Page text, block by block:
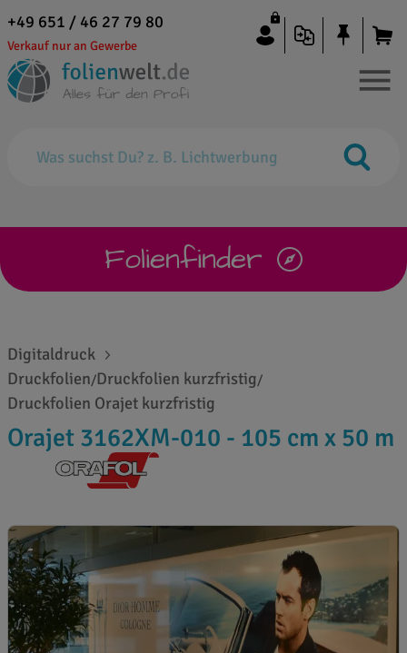
+49 651 / 46 27 79 80
Verkauf nur an Gewerbe
Folienfinder
Digitaldruck
Druckfolien/Druckfolien kurzfristig/
Druckfolien Orajet kurzfristig
Orajet 3162XM-010 - 105 cm x 50 m